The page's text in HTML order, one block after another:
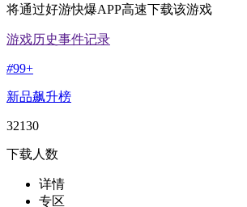
将通过好游快爆APP高速下载该游戏
游戏历史事件记录
#99+
新品飙升榜
32130
下载人数
详情
专区